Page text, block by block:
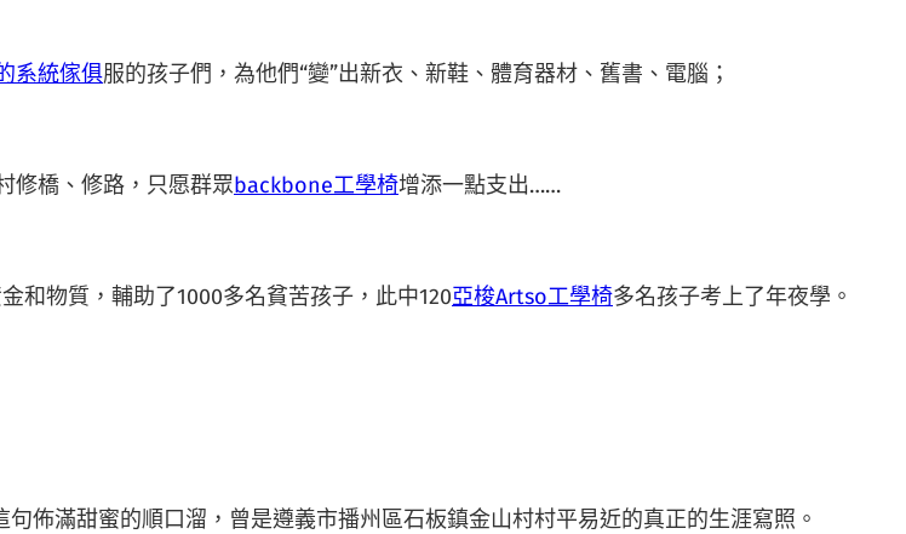
系統傢俱服的孩子們，為他們“變”出新衣、新鞋、體育器材、舊書、電腦；
橋、修路，只愿群眾backbone工學椅增添一點支出……
物質，輔助了1000多名貧苦孩子，此中120亞梭Artso工學椅多名孩子考上了年夜學。
句佈滿甜蜜的順口溜，曾是遵義市播州區石板鎮金山村村平易近的真正的生涯寫照。